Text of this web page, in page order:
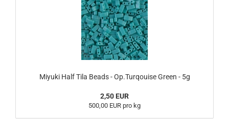
Miyuki Half Tila Beads - Op.Turqouise Green - 5g
2,50 EUR
500,00 EUR pro kg